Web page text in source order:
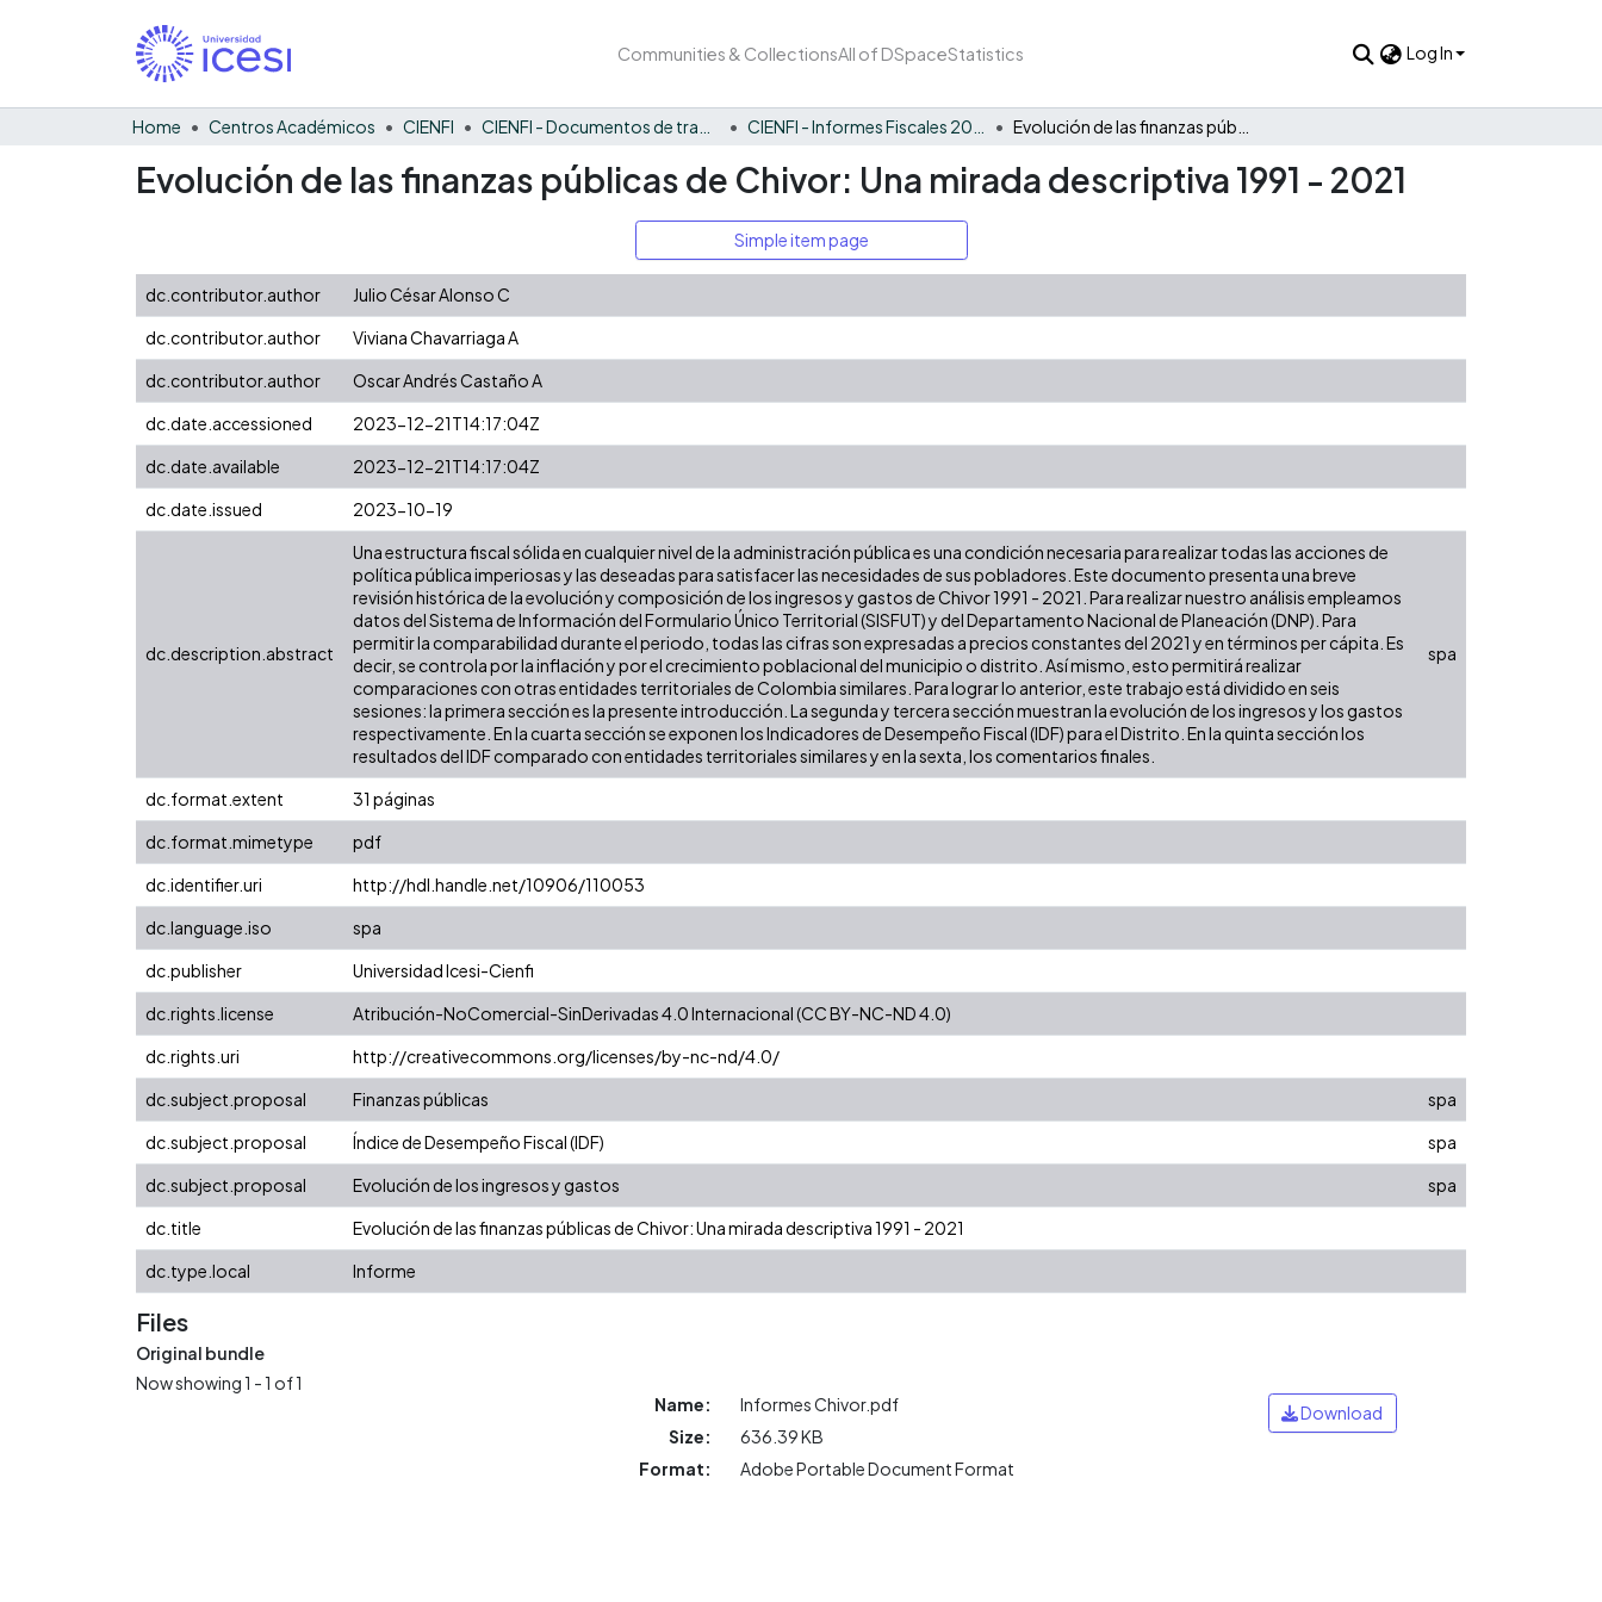
Communities & CollectionsAll of DSpaceStatistics Log In
Home Centros Académicos CIENFI
Evolución de las finanzas públicas de Chivor: Una mirada descriptiva 1991 - 2021
Simple item page
dc.contributor.author
Julio César Alonso C
dc.contributor.author
Viviana Chavarriaga A
dc.contributor.author
Oscar Andrés Castaño A
dc.date.accessioned
2023-12-21T14:17:04Z
dc.date.available
2023-12-21T14:17:04Z
dc.date.issued
2023-10-19
dc.description.abstract
Una estructura fiscal sólida en cualquier nivel de la administración pública es una condición necesaria para realizar todas las acciones de
política pública imperiosas y las deseadas para satisfacer las necesidades de sus pobladores. Este documento presenta una breve
revisión histórica de la evolución y composición de los ingresos y gastos de Chivor 1991 - 2021. Para realizar nuestro análisis empleamos
datos del Sistema de Información del Formulario Único Territorial (SISFUT) y del Departamento Nacional de Planeación (DNP). Para
permitir la comparabilidad durante el periodo, todas las cifras son expresadas a precios constantes del 2021 y en términos per cápita. Es
decir, se controla por la inflación y por el crecimiento poblacional del municipio o distrito. Así mismo, esto permitirá realizar
comparaciones con otras entidades territoriales de Colombia similares. Para lograr lo anterior, este trabajo está dividido en seis
sesiones: la primera sección es la presente introducción. La segunda y tercera sección muestran la evolución de los ingresos y los gastos
respectivamente. En la cuarta sección se exponen los Indicadores de Desempeño Fiscal (IDF) para el Distrito. En la quinta sección los
resultados del IDF comparado con entidades territoriales similares y en la sexta, los comentarios finales.
spa
dc.format.extent
31 páginas
dc.format.mimetype
pdf
dc.identifier.uri
http://hdl.handle.net/10906/110053
dc.language.iso
spa
dc.publisher
Universidad Icesi-Cienfi
dc.rights.license
Atribución-NoComercial-SinDerivadas 4.0 Internacional (CC BY-NC-ND 4.0)
dc.rights.uri
http://creativecommons.org/licenses/by-nc-nd/4.0/
dc.subject.proposal
Finanzas públicas
spa
dc.subject.proposal
Índice de Desempeño Fiscal (IDF)
spa
dc.subject.proposal
Evolución de los ingresos y gastos
spa
dc.title
Evolución de las finanzas públicas de Chivor: Una mirada descriptiva 1991 - 2021
dc.type.local
Informe
Files
Original bundle
Now showing1 - 1 of 1
Name:
Informes Chivor.pdf
Size:
636.39 KB
Format:
Adobe Portable Document Format
Download